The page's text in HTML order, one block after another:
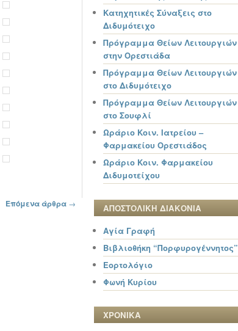
Επόμενα άρθρα →
Κατηχητικές Σύναξεις στο
Διδυμότειχο
Πρόγραμμα Θείων Λειτουργιών
στην Ορεστιάδα
Πρόγραμμα Θείων Λειτουργιών
στο Διδυμότειχο
Πρόγραμμα Θείων Λειτουργιών
στο Σουφλί
Ωράριο Κοιν. Ιατρείου –
Φαρμακείου Ορεστιάδος
Ωράριο Κοιν. Φαρμακείου
Διδυμοτείχου
ΑΠΟΣΤΟΛΙΚΗ ΔΙΑΚΟΝΙΑ
Αγία Γραφή
Βιβλιοθήκη “Πορφυρογέννητος”
Εορτολόγιο
Φωνή Κυρίου
ΧΡΟΝΙΚΑ